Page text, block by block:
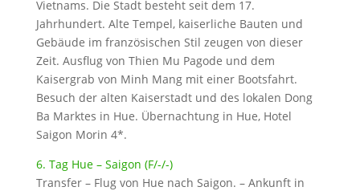
Vietnams. Die Stadt besteht seit dem 17.
Jahrhundert. Alte Tempel, kaiserliche Bauten und
Gebäude im französischen Stil zeugen von dieser
Zeit. Ausflug von Thien Mu Pagode und dem
Kaisergrab von Minh Mang mit einer Bootsfahrt.
Besuch der alten Kaiserstadt und des lokalen Dong
Ba Marktes in Hue. Übernachtung in Hue, Hotel
Saigon Morin 4*.
6. Tag Hue – Saigon (F/-/-)
Transfer – Flug von Hue nach Saigon. – Ankunft in